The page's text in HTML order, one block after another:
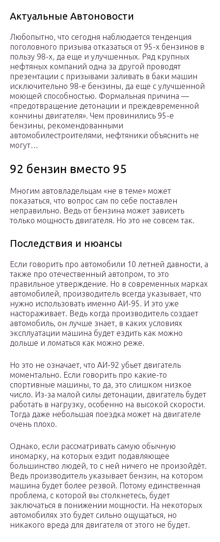
Актуальные Автоновости
Любопытно, что сегодня наблюдается тенденция
поголовного призыва отказаться от 95-х бензинов в
пользу 98-х, да еще и улучшенных. Ряд крупных
нефтяных компаний одна за другой проводят
презентации с призывами заливать в баки машин
исключительно 98-е бензины, да еще с улучшенной
моющей способностью. Формальная причина —
«предотвращение детонации и преждевременной
кончины двигателя». Чем провинились 95-е
бензины, рекомендованными
автомобилестроителями, нефтяники объяснить не
могут…
92 бензин вместо 95
Многим автовладельцам «не в теме» может
показаться, что вопрос сам по себе поставлен
неправильно. Ведь от бензина может зависеть
только мощность двигателя. Но это не совсем так.
Последствия и нюансы
Если говорить про автомобили 10 летней давности, а
также про отечественный автопром, то это
правильное утверждение. Но в современных марках
автомобилей, производитель всегда указывает, что
нужно использовать именно АИ-95. И это уже
настораживает. Ведь когда производитель создает
автомобиль, он лучше знает, в каких условиях
эксплуатации машина будет ездить как можно
дольше и ломаться как можно реже.
Но это не означает, что АИ-92 убьет двигатель
моментально. Если говорить про какие-то
спортивные машины, то да, это слишком низкое
число. Из-за малой силы детонации, двигатель будет
работать в нагрузку, особенно на высокой скорости.
Тогда даже небольшая поездка может на двигателе
очень плохо.
Однако, если рассматривать самую обычную
иномарку, на которых ездит подавляющее
большинство людей, то с ней ничего не произойдёт.
Ведь производитель указывает бензин, на котором
машина будет более резвой. Потому единственная
проблема, с которой вы столкнетесь, будет
заключаться в понижении мощности. На некоторых
автомобилях это будет сильно ощущаться, но
никакого вреда для двигателя от этого не будет.